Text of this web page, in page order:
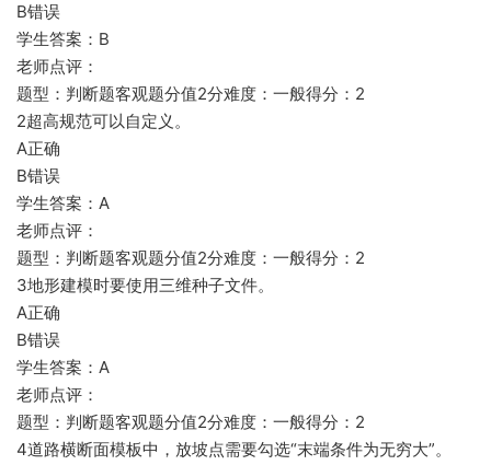
B错误
学生答案：B
老师点评：
题型：判断题客观题分值2分难度：一般得分：2
2超高规范可以自定义。
A正确
B错误
学生答案：A
老师点评：
题型：判断题客观题分值2分难度：一般得分：2
3地形建模时要使用三维种子文件。
A正确
B错误
学生答案：A
老师点评：
题型：判断题客观题分值2分难度：一般得分：2
4道路横断面模板中，放坡点需要勾选“末端条件为无穷大”。